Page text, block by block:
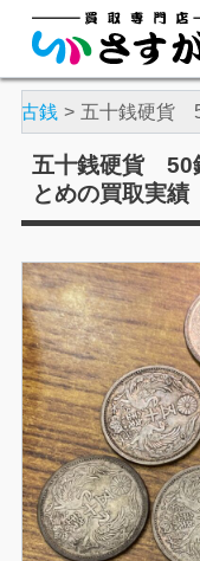
古銭 五十銭硬貨
五十銭硬貨
とめの買取実績